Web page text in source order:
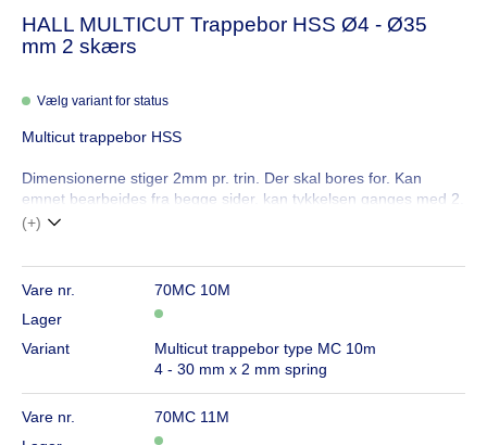
HALL MULTICUT Trappebor HSS Ø4 - Ø35
mm 2 skærs
Vælg variant for status
Multicut trappebor HSS
Dimensionerne stiger 2mm pr. trin. Der skal bores for. Kan
emnet bearbejdes fra begge sider, kan tykkelsen ganges med 2.
(+)
Vare nr.
70MC 10M
Lager
Variant
Multicut trappebor type MC 10m
4 - 30 mm x 2 mm spring
Vare nr.
70MC 11M